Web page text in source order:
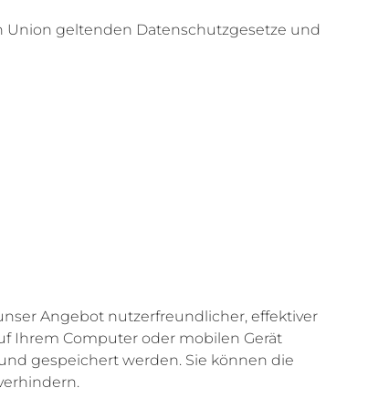
geltenden Datenschutzgesetze und
Angebot nutzerfreundlicher, effektiver
Ihrem Computer oder mobilen Gerät
gespeichert werden. Sie können die